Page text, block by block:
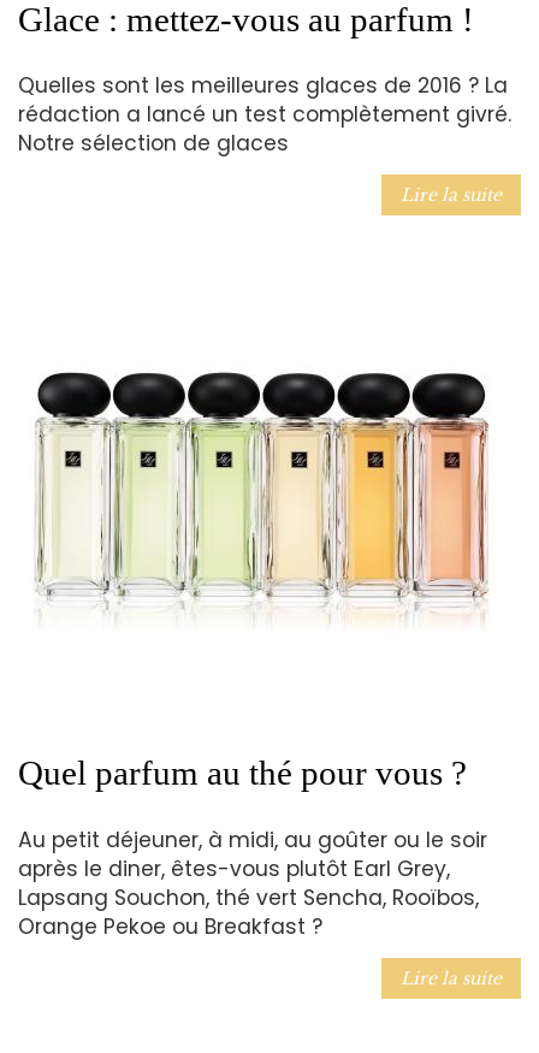
Glace : mettez-vous au parfum !
Quelles sont les meilleures glaces de 2016 ? La
rédaction a lancé un test complètement givré.
Notre sélection de glaces
Lire la suite
Quel parfum au thé pour vous ?
Au petit déjeuner, à midi, au goûter ou le soir
après le diner, êtes-vous plutôt Earl Grey,
Lapsang Souchon, thé vert Sencha, Rooïbos,
Orange Pekoe ou Breakfast ?
Lire la suite